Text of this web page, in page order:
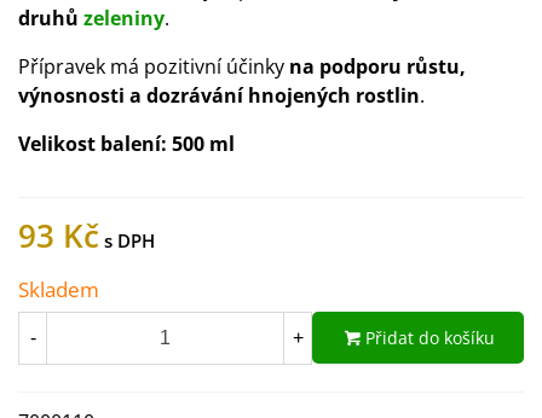
druhů zeleniny.
Přípravek má pozitivní účinky na podporu růstu,
výnosnosti a dozrávání hnojených rostlin.
Velikost balení: 500 ml
93 Kč
Skladem
- + Přidat do košíku